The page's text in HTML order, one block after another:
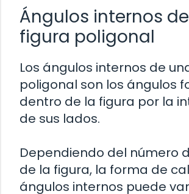
Ángulos internos
figura poligonal
Los ángulos internos de
poligonal son los ángulos
dentro de la figura por la
de sus lados.
Dependiendo del número
de la figura, la forma de
ángulos internos puede